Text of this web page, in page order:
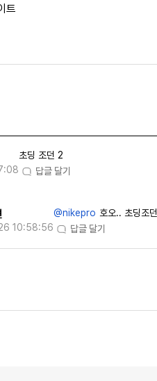
트
초딩 조던 2
답글 달기
10:58:56
@nikepro 호오.. 초딩조
답글 달기